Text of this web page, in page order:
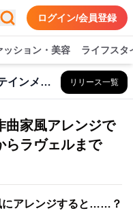
ログイン/会員登録
ッション・美容 ライフスタ
（株）ヤマハミュージックエンタテインメントHD リリース一覧
曲家風アレンジで
らラヴェルまで
にアレンジすると……？